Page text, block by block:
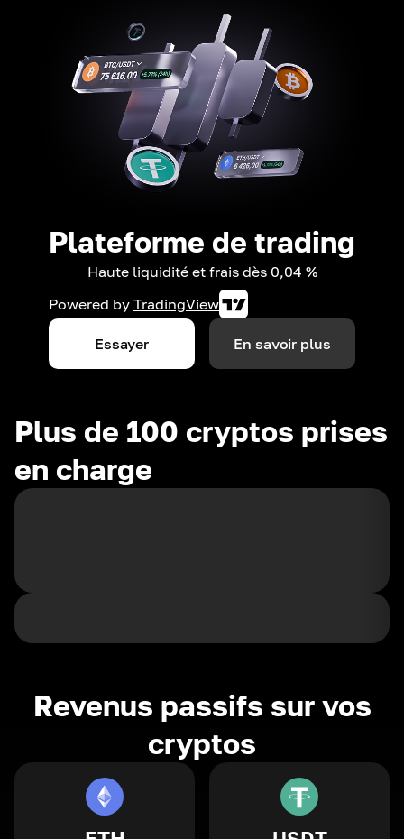
Plateforme de trading
Haute liquidité et frais dès 0,04 %
Powered by TradingView
Essayer En savoir plus
Plus de 100 cryptos prises
en charge
Revenus passifs sur vos
cryptos